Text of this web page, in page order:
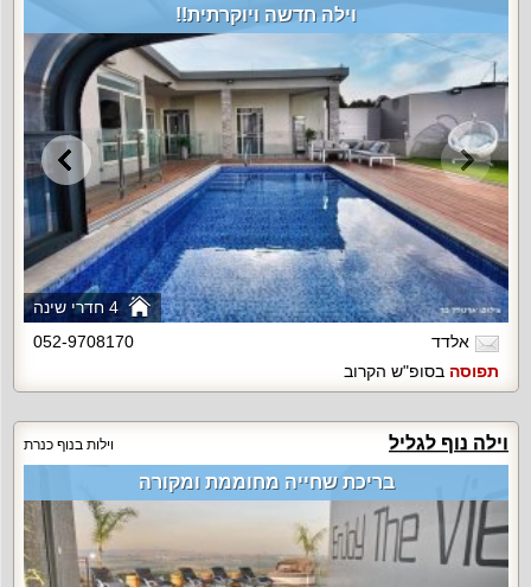
4 חדרי שינה
וילה חדשה ויוקרתית!!
אלדד
052-9708170
תפוסה בסופ"ש הקרוב
וילה נוף לגליל וילות בנוף כנרת
בריכת שחייה מחוממת ומקורה